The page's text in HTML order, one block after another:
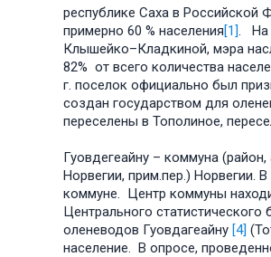
республике Саха в Российской
примерно 60 % населения[1]. На
Клышейко–Кладкиной, мэра
82% от всего количества
г. поселок официально был
создан государством для
переселены в Тополиное,
Гуовдегеайну – коммуна
Норвегии, прим.пер.) Норвегии.
коммуне. Центр коммуны
Центрального
оленеводов Гуовдагеайну [4]
население. В опросе,